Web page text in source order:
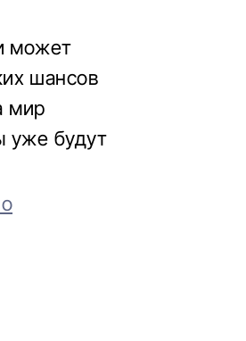
может
шансов
мир
уже будут